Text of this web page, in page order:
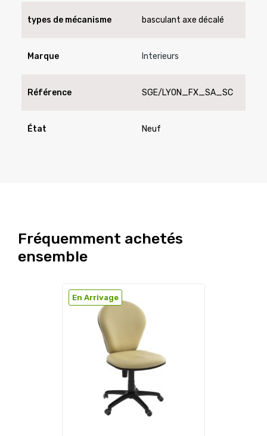
types de mécanisme basculant axe décalé
Marque Interieurs
Référence SGE/LYON_FX_SA_SC
État Neuf
Fréquemment achetés
ensemble
En Arrivage